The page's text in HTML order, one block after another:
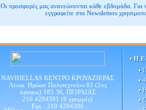
Οι προσφορές μας ανανεώνονται κάθε εβδομάδα. Για
εγγραφείτε στα Newsletters
NAVIHELLAS ΚΕΝΤΡΟ ΚΡΟΥΑΖΙΕΡΑΣ
Λεωφ. Ηρώων Πολυτεχνείου 83 (2ος
όροφος) 185 36, ΠΕΙΡΑΙΑΣ
210 4284391 (6 γραμμές)
Fax : 210 4284396
• Η
•Η
•
•
•
•
•
•
•
•